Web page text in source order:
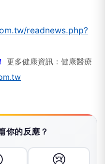
readnews.php?
更多健康資訊：健康醫療
你的反應？
😢